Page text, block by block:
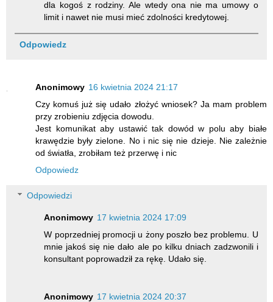
dla kogoś z rodziny. Ale wtedy ona nie ma umowy o
limit i nawet nie musi mieć zdolności kredytowej.
Odpowiedz
Anonimowy 16 kwietnia 2024 21:17
Czy komuś już się udało złożyć wniosek? Ja mam problem
przy zrobieniu zdjęcia dowodu.
Jest komunikat aby ustawić tak dowód w polu aby białe
krawędzie były zielone. No i nic się nie dzieje. Nie zależnie
od światła, zrobiłam też przerwę i nic
Odpowiedz
Odpowiedzi
Anonimowy 17 kwietnia 2024 17:09
W poprzedniej promocji u żony poszło bez problemu. U
mnie jakoś się nie dało ale po kilku dniach zadzwonili i
konsultant poprowadził za rękę. Udało się.
Anonimowy 17 kwietnia 2024 20:37